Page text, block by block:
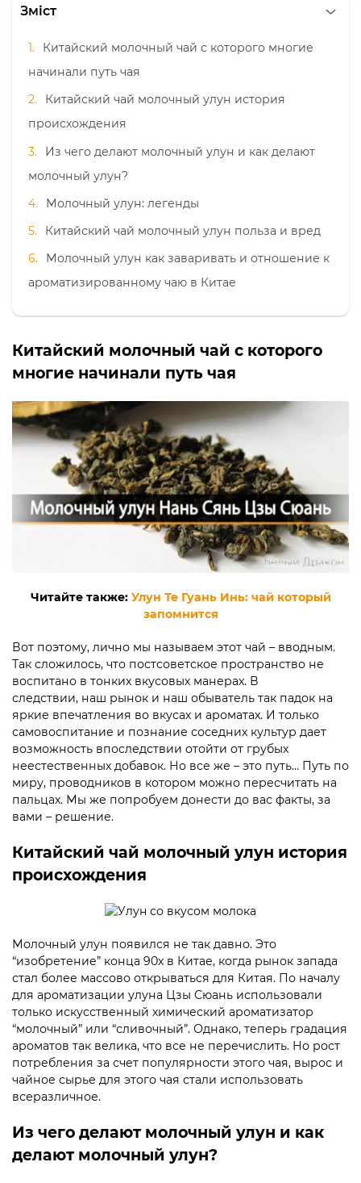
Зміст
Китайский молочный чай с которого многие
начинали путь чая
Китайский чай молочный улун история
происхождения
Из чего делают молочный улун и как делают
молочный улун?
Молочный улун: легенды
Китайский чай молочный улун польза и вред
Молочный улун как заваривать и отношение к
ароматизированному чаю в Китае
Китайский молочный чай с которого
многие начинали путь чая
Читайте также: Улун Те Гуань Инь: чай который
запомнится
Вот поэтому, лично мы называем этот чай – вводным.
Так сложилось, что постсоветское пространство не
воспитано в тонких вкусовых манерах. В
следствии, наш рынок и наш обыватель так падок на
яркие впечатления во вкусах и ароматах. И только
самовоспитание и познание соседних культур дает
возможность впоследствии отойти от грубых
неестественных добавок. Но все же – это путь… Путь по
миру, проводников в котором можно пересчитать на
пальцах. Мы же попробуем донести до вас факты, за
вами – решение.
Китайский чай молочный улун история
происхождения
Молочный улун появился не так давно. Это
“изобретение” конца 90х в Китае, когда рынок запада
стал более массово открываться для Китая. По началу
для ароматизации улуна Цзы Сюань использовали
только искусственный химический ароматизатор
“молочный” или “сливочный”. Однако, теперь градация
ароматов так велика, что все не перечислить. Но рост
потребления за счет популярности этого чая, вырос и
чайное сырье для этого чая стали использовать
всеразличное.
Из чего делают молочный улун и как
делают молочный улун?